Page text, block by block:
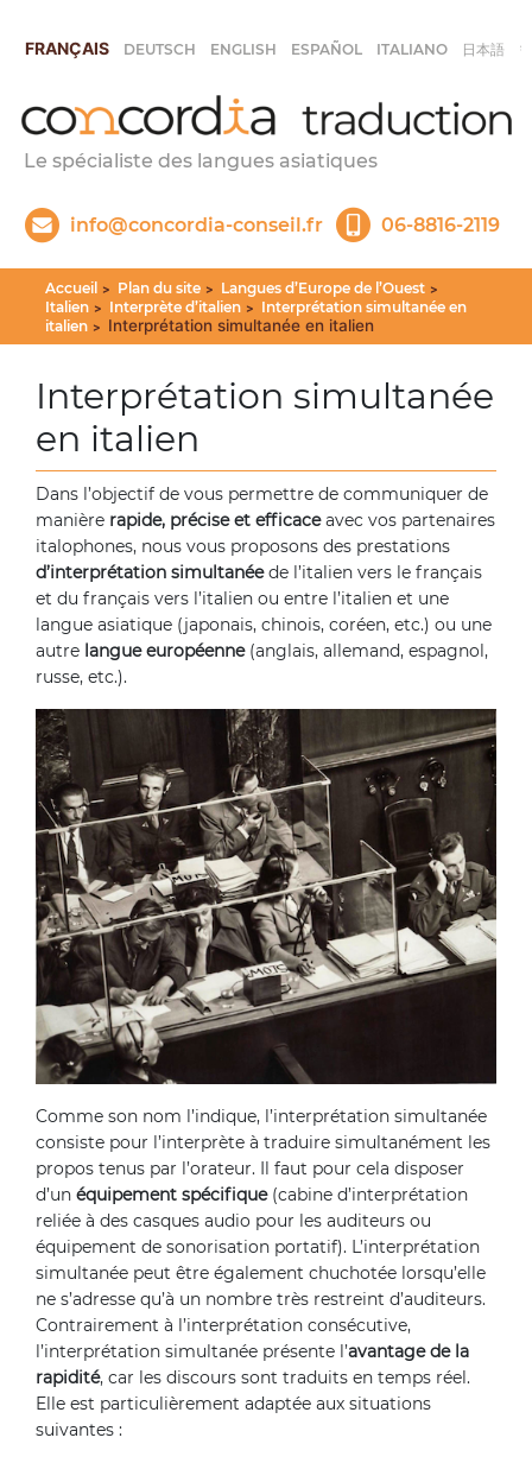
FRANÇAIS DEUTSCH ENGLISH ESPAÑOL ITALIANO 日本語
Le spécialiste des langues asiatiques
info@concordia-conseil.fr 06-8816-2119
Accueil > Plan du site > Langues d’Europe de l’Ouest >
Italien > Interprète d’italien >
Interprétation simultanée en
italien > Interprétation simultanée en italien
Interprétation simultanée
en italien
Dans l’objectif de vous permettre de communiquer de
manière rapide, précise et efficaceavec vos partenaires
italophones, nous vous proposons des prestations
d’interprétation simultanéede l’italien vers le français
et du français vers l’italien ou entre l’italien et une
langue asiatique (japonais, chinois, coréen, etc.) ou une
autre langue européenne(anglais, allemand, espagnol,
russe, etc.).
Comme son nom l’indique, l’interprétation simultanée
consiste pour l’interprète à traduire simultanément les
propos tenus par l’orateur. Il faut pour cela disposer
d’un équipement spécifique(cabine d’interprétation
reliée à des casques audio pour les auditeurs ou
équipement de sonorisation portatif). L’interprétation
simultanée peut être également chuchotée lorsqu’elle
ne s’adresse qu’à un nombre très restreint d’auditeurs.
Contrairement à l’interprétation consécutive,
l’interprétation simultanée présente l’avantage de la
rapidité, car les discours sont traduits en temps réel.
Elle est particulièrement adaptée aux situations
suivantes :